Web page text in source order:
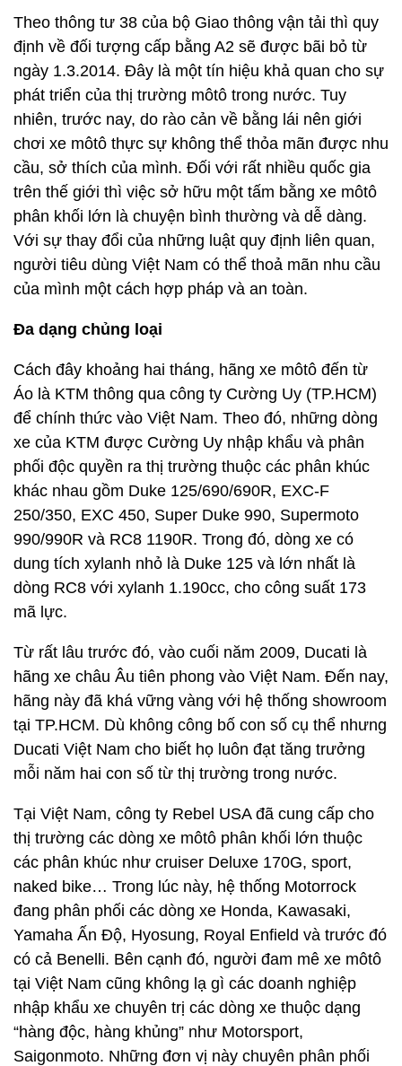
Theo thông tư 38 của bộ Giao thông vận tải thì quy
định về đối tượng cấp bằng A2 sẽ được bãi bỏ từ
ngày 1.3.2014. Đây là một tín hiệu khả quan cho sự
phát triển của thị trường môtô trong nước. Tuy
nhiên, trước nay, do rào cản về bằng lái nên giới
chơi xe môtô thực sự không thể thỏa mãn được nhu
cầu, sở thích của mình. Đối với rất nhiều quốc gia
trên thế giới thì việc sở hữu một tấm bằng xe môtô
phân khối lớn là chuyện bình thường và dễ dàng.
Với sự thay đổi của những luật quy định liên quan,
người tiêu dùng Việt Nam có thể thoả mãn nhu cầu
của mình một cách hợp pháp và an toàn.
Đa dạng chủng loại
Cách đây khoảng hai tháng, hãng xe môtô đến từ
Áo là KTM thông qua công ty Cường Uy (TP.HCM)
để chính thức vào Việt Nam. Theo đó, những dòng
xe của KTM được Cường Uy nhập khẩu và phân
phối độc quyền ra thị trường thuộc các phân khúc
khác nhau gồm Duke 125/690/690R, EXC-F
250/350, EXC 450, Super Duke 990, Supermoto
990/990R và RC8 1190R. Trong đó, dòng xe có
dung tích xylanh nhỏ là Duke 125 và lớn nhất là
dòng RC8 với xylanh 1.190cc, cho công suất 173
mã lực.
Từ rất lâu trước đó, vào cuối năm 2009, Ducati là
hãng xe châu Âu tiên phong vào Việt Nam. Đến nay,
hãng này đã khá vững vàng với hệ thống showroom
tại TP.HCM. Dù không công bố con số cụ thể nhưng
Ducati Việt Nam cho biết họ luôn đạt tăng trưởng
mỗi năm hai con số từ thị trường trong nước.
Tại Việt Nam, công ty Rebel USA đã cung cấp cho
thị trường các dòng xe môtô phân khối lớn thuộc
các phân khúc như cruiser Deluxe 170G, sport,
naked bike… Trong lúc này, hệ thống Motorrock
đang phân phối các dòng xe Honda, Kawasaki,
Yamaha Ấn Độ, Hyosung, Royal Enfield và trước đó
có cả Benelli. Bên cạnh đó, người đam mê xe môtô
tại Việt Nam cũng không lạ gì các doanh nghiệp
nhập khẩu xe chuyên trị các dòng xe thuộc dạng
“hàng độc, hàng khủng” như Motorsport,
Saigonmoto. Những đơn vị này chuyên phân phối